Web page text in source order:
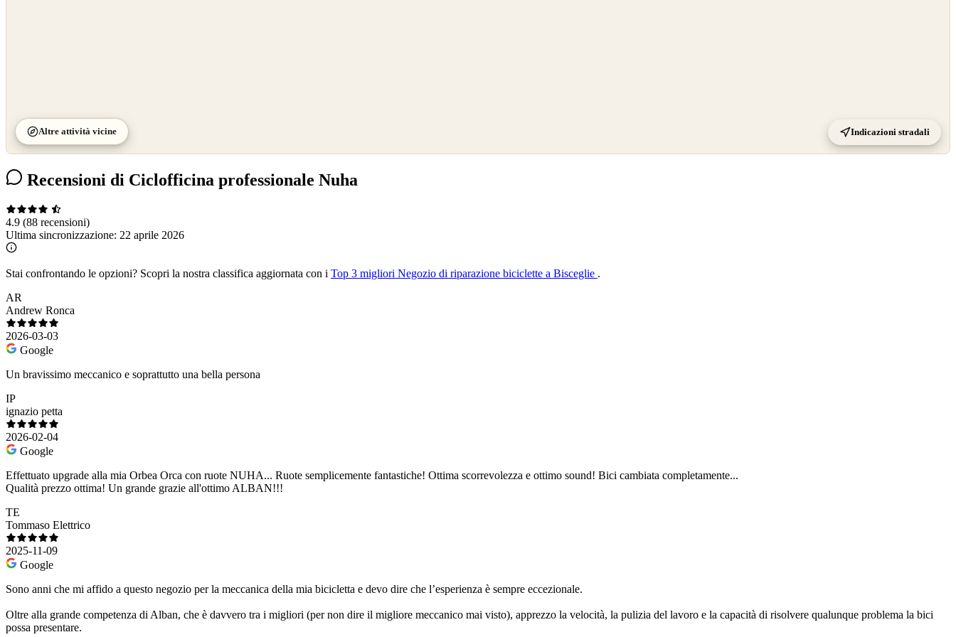
Altre attività vicine Indicazioni stradali
Recensioni di Ciclofficina professionale Nuha
4.9 (88 recensioni)
Ultima sincronizzazione: 22 aprile 2026
Stai confrontando le opzioni? Scopri la nostra classifica aggiornata con i Top 3 migliori Negozio di riparazione biciclette a Bisceglie .
AR
Andrew Ronca
2026-03-03
Google
Un bravissimo meccanico e soprattutto una bella persona
IP
ignazio petta
2026-02-04
Google
Effettuato upgrade alla mia Orbea Orca con ruote NUHA... Ruote semplicemente fantastiche! Ottima scorrevolezza e ottimo sound! Bici cambiata completamente...
Qualità prezzo ottima! Un grande grazie all'ottimo ALBAN!!!
TE
Tommaso Elettrico
2025-11-09
Google
Sono anni che mi affido a questo negozio per la meccanica della mia bicicletta e devo dire che l’esperienza è sempre eccezionale.
Oltre alla grande competenza di Alban, che è davvero tra i migliori (per non dire il migliore meccanico mai visto), apprezzo la velocità, la pulizia del lavoro e la capacità di risolvere qualunque problema la bici
possa presentare.